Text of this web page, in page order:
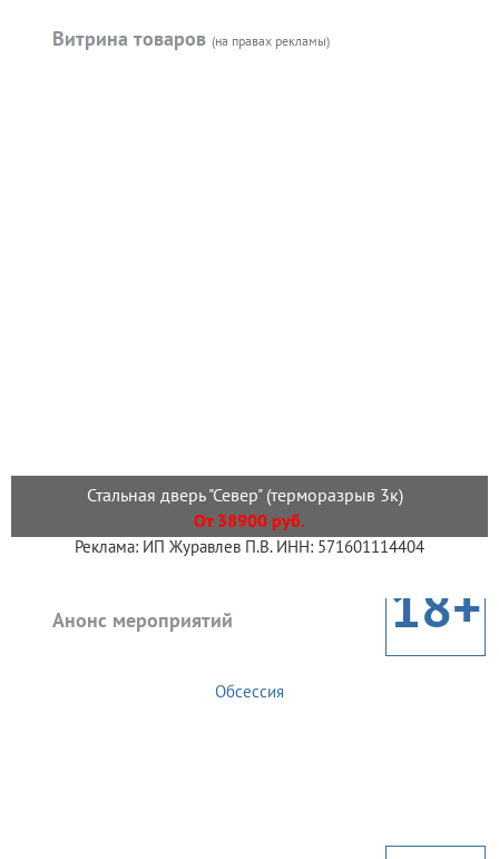
Витрина товаров (на правах рекламы)
Стальная дверь "Север" (терморазрыв 3к)
От 38900 руб.
Реклама: ИП Журавлев П.В. ИНН: 571601114404
Анонс мероприятий 18+
Обсессия